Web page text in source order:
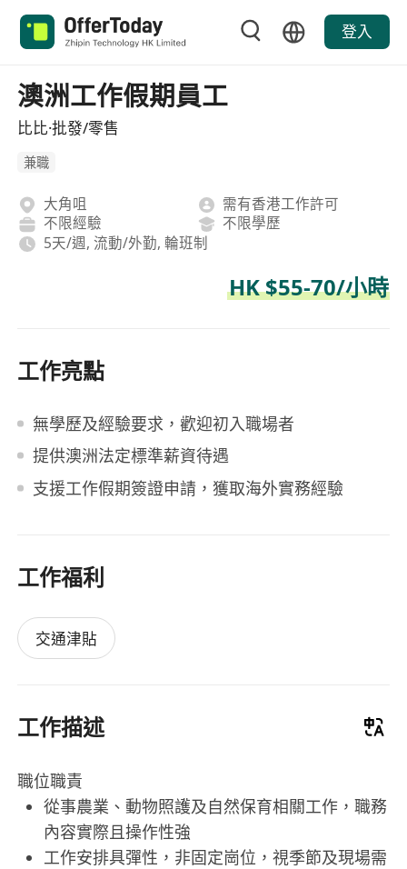
登入
澳洲工作假期員工
比比·批發/零售
兼職
大角咀
需有香港工作許可
不限經驗
不限學歷
5天/週, 流動/外勤, 輪班制
HK $55-70/小時
工作亮點
無學歷及經驗要求，歡迎初入職場者
提供澳洲法定標準薪資待遇
支援工作假期簽證申請，獲取海外實務經驗
工作福利
交通津貼
工作描述
職位職責
從事農業、動物照護及自然保育相關工作，職務
內容實際且操作性強
工作安排具彈性，非固定崗位，視季節及現場需